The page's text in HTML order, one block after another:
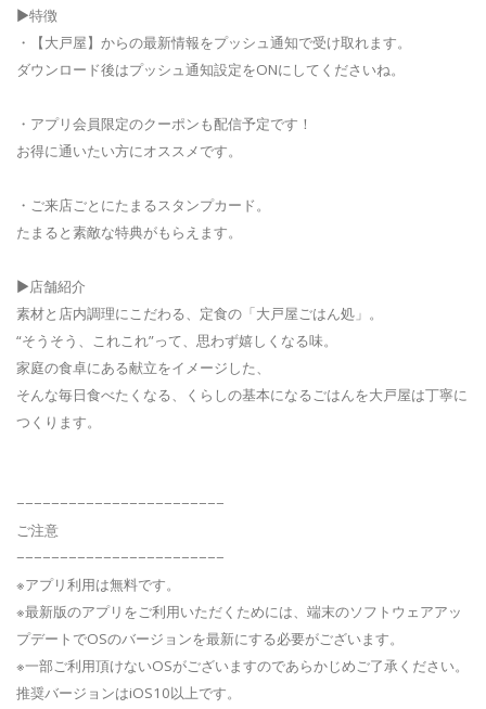
▶特徴
・【大戸屋】からの最新情報をプッシュ通知で受け取れます。
ダウンロード後はプッシュ通知設定をONにしてくださいね。
・アプリ会員限定のクーポンも配信予定です！
お得に通いたい方にオススメです。
・ご来店ごとにたまるスタンプカード。
たまると素敵な特典がもらえます。
▶店舗紹介
素材と店内調理にこだわる、定食の「大戸屋ごはん処」。
“そうそう、これこれ”って、思わず嬉しくなる味。
家庭の食卓にある献立をイメージした、
そんな毎日食べたくなる、くらしの基本になるごはんを大戸屋は丁寧に
つくります。
−−−−−−−−−−−−−−−−−−−−−−−−
ご注意
−−−−−−−−−−−−−−−−−−−−−−−−
※アプリ利用は無料です。
※最新版のアプリをご利用いただくためには、端末のソフトウェアアッ
プデートでOSのバージョンを最新にする必要がございます。
※一部ご利用頂けないOSがございますのであらかじめご了承ください。
推奨バージョンはiOS10以上です。